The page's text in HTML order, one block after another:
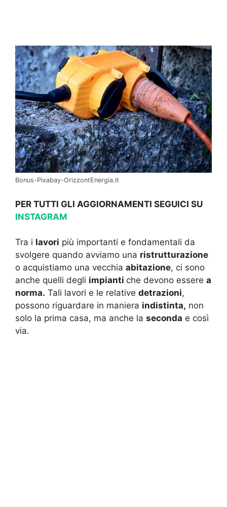
Bonus-Pixabay-OrizzontEnergia.it
PER TUTTI GLI AGGIORNAMENTI SEGUICI SU
INSTAGRAM
Tra i lavori più importanti e fondamentali da
svolgere quando avviamo una ristrutturazione
o acquistiamo una vecchia abitazione, ci sono
anche quelli degli impianti che devono essere a
norma. Tali lavori e le relative detrazioni,
possono riguardare in maniera indistinta, non
solo la prima casa, ma anche la seconda e così
via.